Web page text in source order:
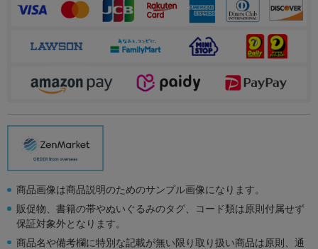
商品画像は商品説明のためのサンプル画像になります。
販促物、書籍の帯やぬいぐるみのタグ、コード類は原則付属せず
保証対象外となります。
商品名や備考欄に特別な記載が無い限り取り扱い商品は原則、通